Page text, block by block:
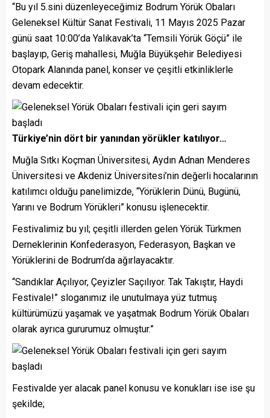
“Bu yıl 5.sini düzenleyeceğimiz Bodrum Yörük Obaları
Geleneksel Kültür Sanat Festivali, 11 Mayıs 2025 Pazar
günü saat 10:00’da Yalıkavak’ta “Temsili Yörük Göçü” ile
başlayıp, Geriş mahallesi, Muğla Büyükşehir Belediyesi
Otopark Alanında panel, konser ve çeşitli etkinliklerle
devam edecektir.
Türkiye’nin dört bir yanından yörükler katılıyor…
Muğla Sıtkı Koçman Üniversitesi, Aydın Adnan Menderes
Üniversitesi ve Akdeniz Üniversitesi’nin değerli hocalarının
katılımcı olduğu panelimizde, “Yörüklerin Dünü, Bugünü,
Yarını ve Bodrum Yörükleri” konusu işlenecektir.
Festivalimiz bu yıl; çeşitli illerden gelen Yörük Türkmen
Derneklerinin Konfederasyon, Federasyon, Başkan ve
Yörüklerini de Bodrum’da ağırlayacaktır.
“Sandıklar Açılıyor, Çeyizler Saçılıyor. Tak Takıştır, Haydi
Festivale!” sloganımız ile unutulmaya yüz tutmuş
kültürümüzü yaşamak ve yaşatmak Bodrum Yörük Obaları
olarak ayrıca gururumuz olmuştur.”
Festivalde yer alacak panel konusu ve konukları ise ise şu
şekilde;